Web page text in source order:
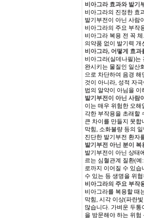
비아그라 효과와 발기
비아그라의 진정한 효
발기부전이 아닌 사람
비아그라의 주요 부작
비아그라 복용 전 꼭
의약품 없이 발기력
비아그라, 어떻게 효과
비아그라(실데나필)는
완시키는 물질인 일산
으로 차단하여 음경
것이 아니라, 성적 자
법의 알약이 아님을
발기부전이 아닌 사람
이는 매우 위험한 오
각한 부작용을 초래할
큰 차이를 만들지 못
막힘, 소화불량 등의
진단한 발기부전 환자
발기부전 아닌 분이 복
발기부전이 아닌 상태
르는 심혈관계 질환(
로까지 이어질 수 있
수 있는 등 생명을 위
비아그라의 주요 부작
비아그라를 복용할 때
막힘, 시각 이상(파란
많습니다. 가벼운 두
을 방문해야 하는 위